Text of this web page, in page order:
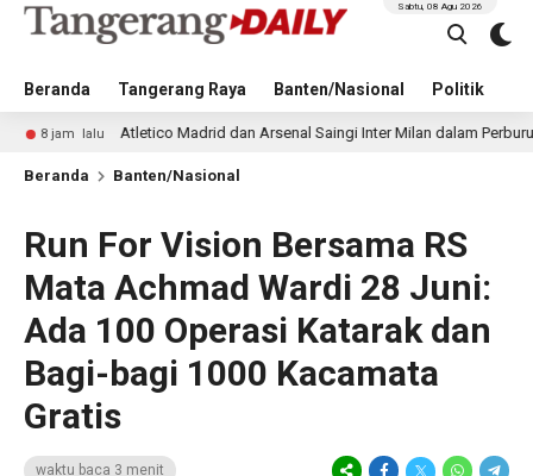
Beranda Tangerang Raya Banten/Nasional Politik
Sabtu, 08 Agu 2026
Atletico Madrid dan Arsenal Saingi Inter Milan dalam Perburuan Cristian
Beranda Banten/Nasional
Run For Vision Bersama RS
Mata Achmad Wardi 28 Juni:
Ada 100 Operasi Katarak dan
Bagi-bagi 1000 Kacamata
Gratis
waktu baca 3 menit